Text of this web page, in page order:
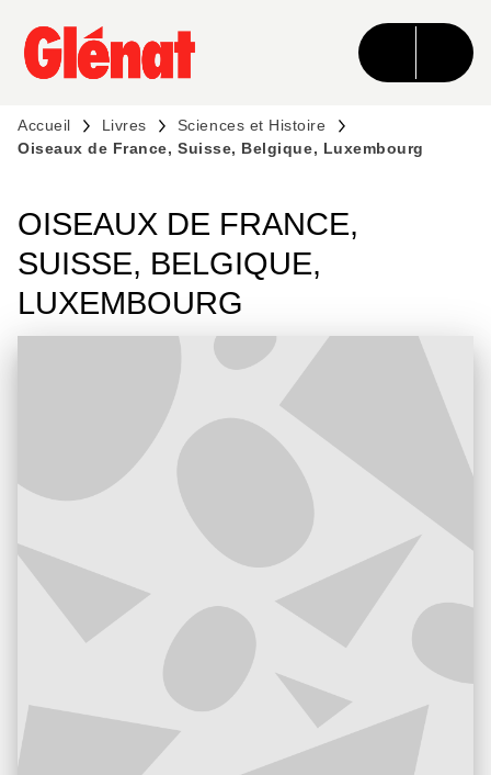
MENU RECHERCHE CONTENU
PIED DE PAGE
Accueil Livres
Sciences et Histoire
Oiseaux de France, Suisse, Belgique, Luxembourg
OISEAUX DE FRANCE,
SUISSE, BELGIQUE,
LUXEMBOURG